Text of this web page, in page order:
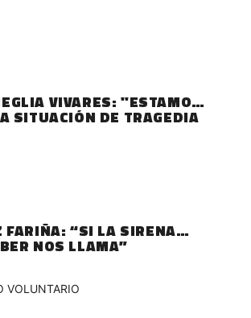
VIVARES: "ESTAMOS
SITUACIÓN DE TRAGEDIA
FARIÑA: “SI LA SIRENA
NOS LLAMA”
VOLUNTARIO